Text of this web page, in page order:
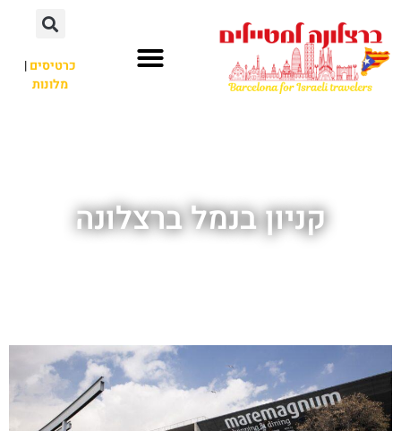
כרטיסים|
מלונות
קניון בנמל ברצלונה